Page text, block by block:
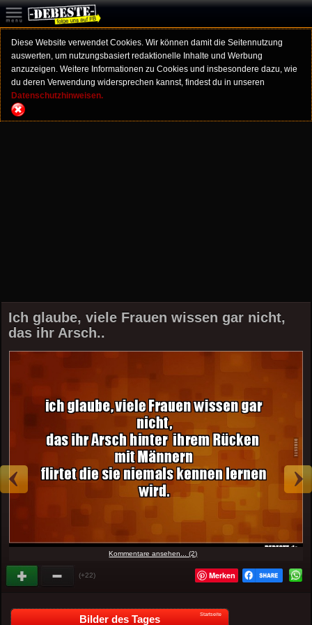
Diese Website verwendet Cookies. Wir können damit die Seitennutzung
auswerten, um nutzungsbasiert redaktionelle Inhalte und Werbung
anzuzeigen. Weitere Informationen zu Cookies und insbesondere dazu, wie
du deren Verwendung widersprechen kannst, findest du in unseren
Datenschutzhinweisen.
Ich glaube, viele Frauen wissen gar nicht,
das ihr Arsch..
Kommentare ansehen... (2)
(+22) Merken
Bilder des Tages Startseite